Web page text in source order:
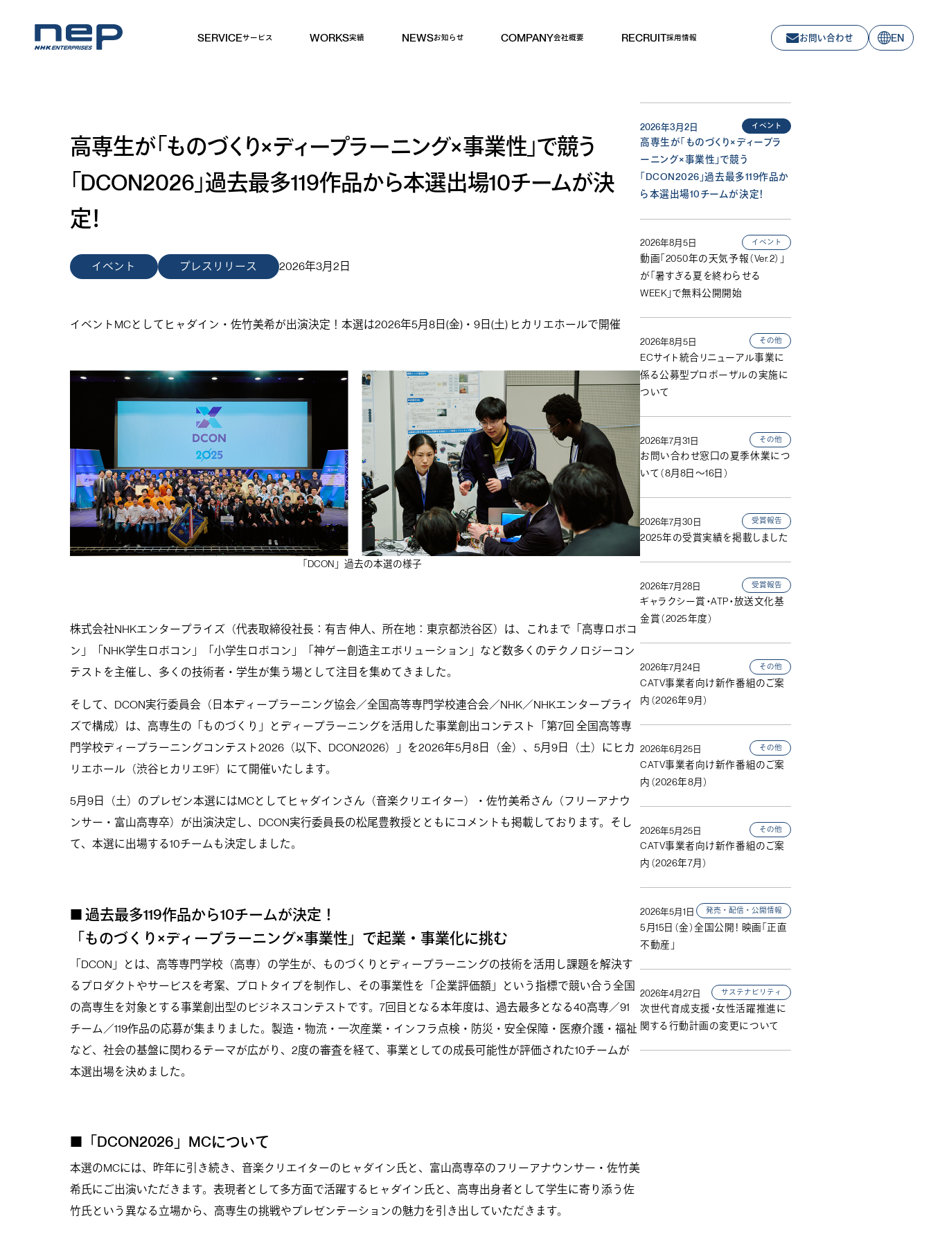
SERVICEサービス WORKS実績 NEWSお知らせ COMPANY会社概要 RECRUIT採用情報 お問い合わせ EN
高専生が「ものづくり×ディープラーニング×事業性」で競う
「DCON2026」過去最多119作品から本選出場10チームが決
定！
イベント プレスリリース 2026年3月2日
イベントMCとしてヒャダイン・佐竹美希が出演決定！本選は2026年5月8日(金)・9日(土) ヒカリエホールで開催
「DCON」過去の本選の様子
株式会社NHKエンタープライズ（代表取締役社長：有吉 伸人、所在地：東京都渋谷区）は、これまで「高専ロボコ
ン」「NHK学生ロボコン」「小学生ロボコン」「神ゲー創造主エボリューション」など数多くのテクノロジーコン
テストを主催し、多くの技術者・学生が集う場として注目を集めてきました。
そして、DCON実行委員会（日本ディープラーニング協会／全国高等専門学校連合会／NHK／NHKエンタープライ
ズで構成）は、高専生の「ものづくり」とディープラーニングを活用した事業創出コンテスト「第7回 全国高等専
門学校ディープラーニングコンテスト2026（以下、DCON2026）」を2026年5月8日（金）、5月9日（土）にヒカ
リエホール（渋谷ヒカリエ9F）にて開催いたします。
5月9日（土）のプレゼン本選にはMCとしてヒャダインさん（音楽クリエイター）・佐竹美希さん（フリーアナウ
ンサー・富山高専卒）が出演決定し、DCON実行委員長の松尾豊教授とともにコメントも掲載しております。そし
て、本選に出場する10チームも決定しました。
■ 過去最多119作品から10チームが決定！
「ものづくり×ディープラーニング×事業性」で起業・事業化に挑む
「DCON」とは、高等専門学校（高専）の学生が、ものづくりとディープラーニングの技術を活用し課題を解決す
るプロダクトやサービスを考案、プロトタイプを制作し、その事業性を「企業評価額」という指標で競い合う全国
の高専生を対象とする事業創出型のビジネスコンテストです。7回目となる本年度は、過去最多となる40高専／91
チーム／119作品の応募が集まりました。製造・物流・一次産業・インフラ点検・防災・安全保障・医療介護・福祉
など、社会の基盤に関わるテーマが広がり、2度の審査を経て、事業としての成長可能性が評価された10チームが
本選出場を決めました。
■「DCON2026」MCについて
本選のMCには、昨年に引き続き、音楽クリエイターのヒャダイン氏と、富山高専卒のフリーアナウンサー・佐竹美
希氏にご出演いただきます。表現者として多方面で活躍するヒャダイン氏と、高専出身者として学生に寄り添う佐
竹氏という異なる立場から、高専生の挑戦やプレゼンテーションの魅力を引き出していただきます。
2026年3月2日 イベント
高専生が「ものづくり×ディープラ
ーニング×事業性」で競う
「DCON2026」過去最多119作品か
ら本選出場10チームが決定！
2026年8月5日 イベント
動画「2050年の天気予報（Ver.2）」
が「暑すぎる夏を終わらせる
WEEK」で無料公開開始
2026年8月5日 その他
ECサイト統合リニューアル事業に
係る公募型プロポーザルの実施に
ついて
2026年7月31日 その他
お問い合わせ窓口の夏季休業につ
いて（8月8日～16日）
2026年7月30日 受賞報告
2025年の受賞実績を掲載しました
2026年7月28日 受賞報告
ギャラクシー賞・ATP・放送文化基
金賞（2025年度）
2026年7月24日 その他
CATV事業者向け新作番組のご案
内（2026年9月）
2026年6月25日 その他
CATV事業者向け新作番組のご案
内（2026年8月）
2026年5月25日 その他
CATV事業者向け新作番組のご案
内（2026年7月）
2026年5月1日 発売・配信・公開情報
5月15日（金）全国公開！ 映画「正直
不動産」
2026年4月27日 サステナビリティ
次世代育成支援・女性活躍推進に
関する行動計画の変更について